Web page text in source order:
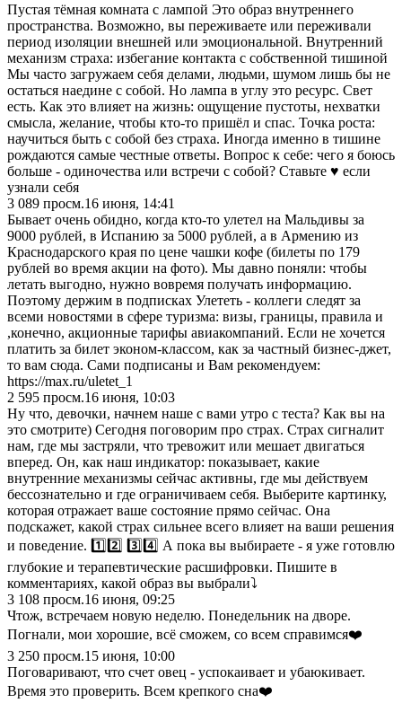
Пустая тёмная комната с лампой Это образ внутреннего
пространства. Возможно, вы переживаете или переживали
период изоляции внешней или эмоциональной. Внутренний
механизм страха: избегание контакта с собственной тишиной
Мы часто загружаем себя делами, людьми, шумом лишь бы не
остаться наедине с собой. Но лампа в углу это ресурс. Свет
есть. Как это влияет на жизнь: ощущение пустоты, нехватки
смысла, желание, чтобы кто-то пришёл и спас. Точка роста:
научиться быть с собой без страха. Иногда именно в тишине
рождаются самые честные ответы. Вопрос к себе: чего я боюсь
больше - одиночества или встречи с собой? Ставьте ♥️ если
узнали себя
3 089 просм.16 июня, 14:41
Бывает очень обидно, когда кто-то улетел на Мальдивы за
9000 рублей, в Испанию за 5000 рублей, а в Армению из
Краснодарского края по цене чашки кофе (билеты по 179
рублей во время акции на фото). Мы давно поняли: чтобы
летать выгодно, нужно вовремя получать информацию.
Поэтому держим в подписках Улететь - коллеги следят за
всеми новостями в сфере туризма: визы, границы, правила и
,конечно, акционные тарифы авиакомпаний. Если не хочется
платить за билет эконом-классом, как за частный бизнес-джет,
то вам сюда. Сами подписаны и Вам рекомендуем:
https://max.ru/uletet_1
2 595 просм.16 июня, 10:03
Ну что, девочки, начнем наше с вами утро с теста? Как вы на
это смотрите) Сегодня поговорим про страх. Страх сигналит
нам, где мы застряли, что тревожит или мешает двигаться
вперед. Он, как наш индикатор: показывает, какие
внутренние механизмы сейчас активны, где мы действуем
бессознательно и где ограничиваем себя. Выберите картинку,
которая отражает ваше состояние прямо сейчас. Она
подскажет, какой страх сильнее всего влияет на ваши решения
и поведение. 1️⃣2️⃣ 3️⃣4️⃣ А пока вы выбираете - я уже готовлю
глубокие и терапевтические расшифровки. Пишите в
комментариях, какой образ вы выбрали⤵️
3 108 просм.16 июня, 09:25
Чтож, встречаем новую неделю. Понедельник на дворе.
Погнали, мои хорошие, всё сможем, со всем справимся❤️
3 250 просм.15 июня, 10:00
Поговаривают, что счет овец - успокаивает и убаюкивает.
Время это проверить. Всем крепкого сна❤️